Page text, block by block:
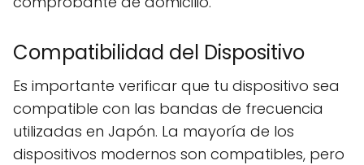
Compatibilidad del Dispositivo
Es importante verificar que tu dispositivo sea
compatible con las bandas de frecuencia
utilizadas en Japón. La mayoría de los
dispositivos modernos son compatibles, pero